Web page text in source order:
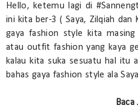
Hello, ketemu lagi di
ini kita ber-3 ( Saya, Zilqiah dan
gaya fashion style kita
atau outfit fashion yang kaya
kalau kita suka sesuatu hal itu
bahas gaya fashion style ala
Baca